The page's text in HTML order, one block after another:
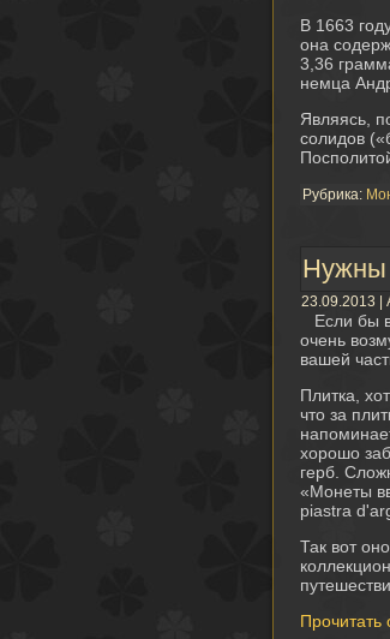
В 1663
она
3,36
немца
Являясь,
солидов
Рубрика:
Нужны
23.09.2013 |
Если бы
очень
вашей
Плитка,
что за
хорошо
герб.
«Монеты
piastra
Так вот
Прочитать